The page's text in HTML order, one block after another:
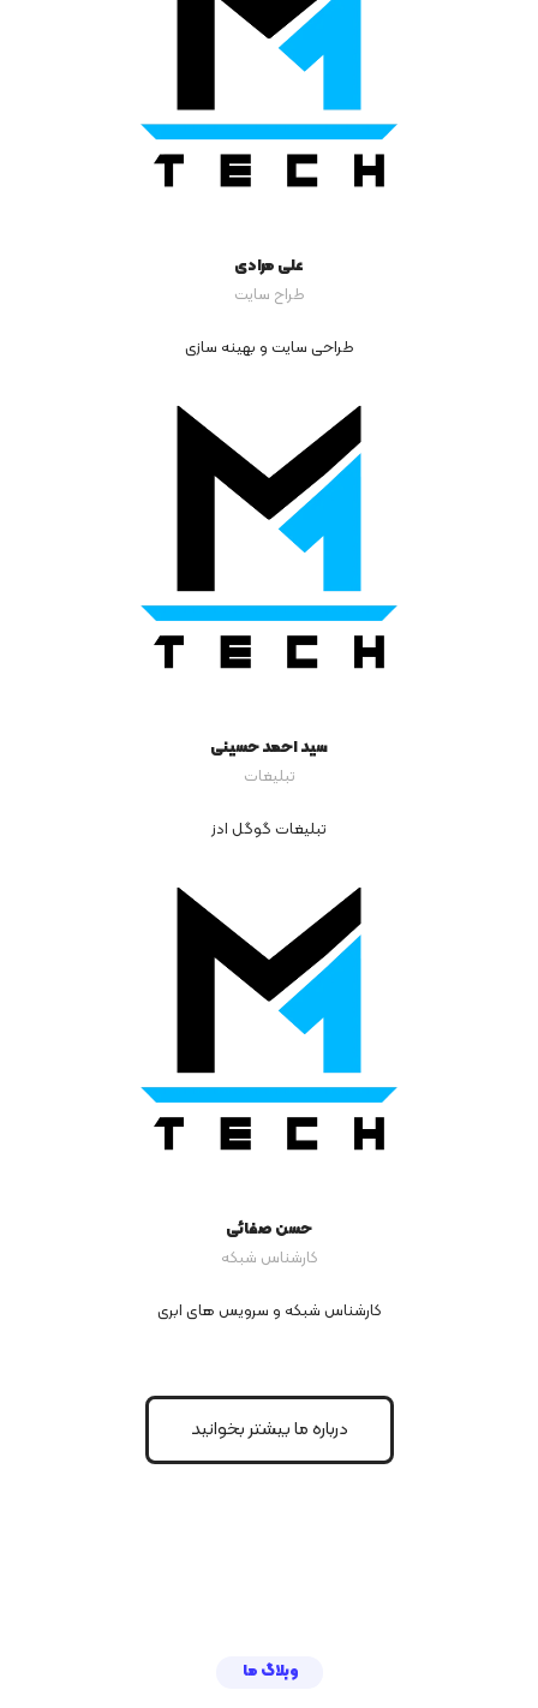
علی مرادی
طراح سایت
طراحی سایت و بهینه سازی
سید احمد حسینی
تبلیغات
تبلیغات گوگل ادز
حسن صفائی
کارشناس شبکه
کارشناس شبکه و سرویس های ابری
درباره ما بیشتر بخوانید
وبلاگ ما